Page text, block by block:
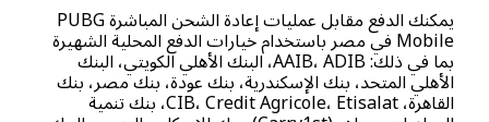
يمكنك الدفع مقابل عمليات إعادة الشحن المباشرة PUBG
Mobile في مصر باستخدام خيارات الدفع المحلية الشهيرة
بما في ذلك: AAIB، ADIB، البنك الأهلي الكويتي، البنك
المتحد، بنك الإسكندرية، بنك عودة، بنك مصر، بنك
القاهرة، CIB، Credit Agricole، Etisalat، بنك تنمية